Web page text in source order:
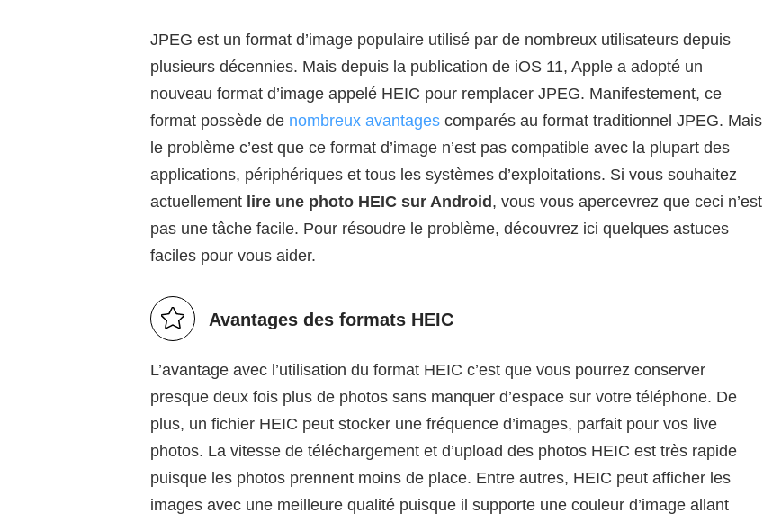
JPEG est un format d’image populaire utilisé par de nombreux utilisateurs depuis
plusieurs décennies. Mais depuis la publication de iOS 11, Apple a adopté un
nouveau format d’image appelé HEIC pour remplacer JPEG. Manifestement, ce
format possède de nombreux avantages comparés au format traditionnel JPEG. Mais
le problème c’est que ce format d’image n’est pas compatible avec la plupart des
applications, périphériques et tous les systèmes d’exploitations. Si vous souhaitez
actuellement lire une photo HEIC sur Android , vous vous apercevrez que ceci n’est
pas une tâche facile. Pour résoudre le problème, découvrez ici quelques astuces
faciles pour vous aider.
Avantages des formats HEIC
L’avantage avec l’utilisation du format HEIC c’est que vous pourrez conserver
presque deux fois plus de photos sans manquer d’espace sur votre téléphone. De
plus, un fichier HEIC peut stocker une fréquence d’images, parfait pour vos live
photos. La vitesse de téléchargement et d’upload des photos HEIC est très rapide
puisque les photos prennent moins de place. Entre autres, HEIC peut afficher les
images avec une meilleure qualité puisque il supporte une couleur d’image allant